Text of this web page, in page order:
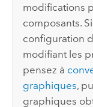
modifications
composants.
configuration
modifiant les
pensez à
graphiques,
graphiques